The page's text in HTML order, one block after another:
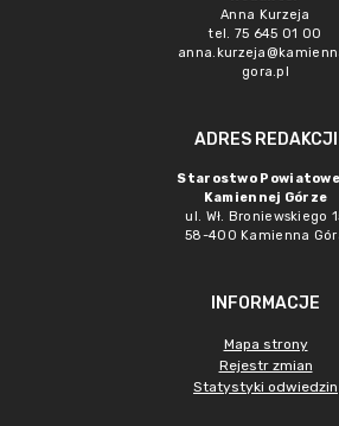
Anna Kurzeja
tel. 75 645 01 00
gora.pl
ADRES REDAKCJI
Starostwo Powiatowe
Kamiennej Górze
ul. Wł. Broniewskiego
58-400 Kamienna
INFORMACJE
Mapa strony
Rejestr zmian
Statystyki odwiedzin